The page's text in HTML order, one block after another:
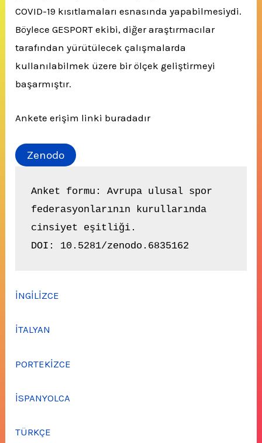
COVID-19 kısıtlamaları esnasında yapabilmesiydi.
Böylece GESPORT ekibi, diğer araştırmacılar
tarafından yürütülecek çalışmalarda
kullanılabilmek üzere bir ölçek geliştirmeyi
başarmıştır.
Ankete erişim linki buradadır
Zenodo
Anket formu: Avrupa ulusal spor
federasyonlarının kurullarında
cinsiyet eşitliği.
DOI: 10.5281/zenodo.6835162
İNGİLİZCE
İTALYAN
PORTEKİZCE
İSPANYOLCA
TÜRKÇE